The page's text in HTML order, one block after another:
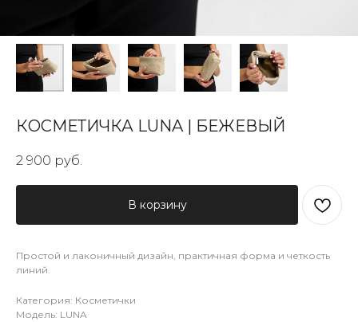
КОСМЕТИЧКА LUNA | БЕЖЕВЫЙ
2 900 руб.
В корзину
Простой и лаконичный дизайн, практичная форма и четкость
линий.
Категория: Косметички
Модель: LUNA